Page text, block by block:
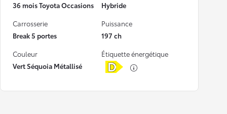
36 mois Toyota Occasions
Hybride
Carrosserie
Break 5 portes
Puissance
197 ch
Couleur
Vert Séquoia Métallisé
Étiquette énergétique